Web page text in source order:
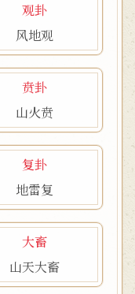
观卦
风地观
贲卦
山火贲
复卦
地雷复
大畜
山天大畜